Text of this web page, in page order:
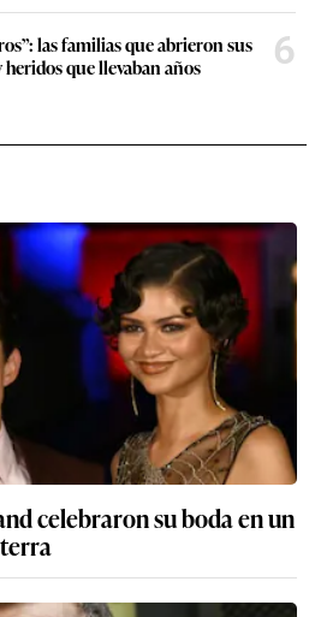
las familias que abrieron sus
que llevaban años
6
celebraron su boda en un